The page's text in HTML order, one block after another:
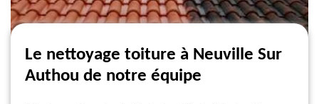
Le nettoyage toiture à Neuville Sur
Authou de notre équipe